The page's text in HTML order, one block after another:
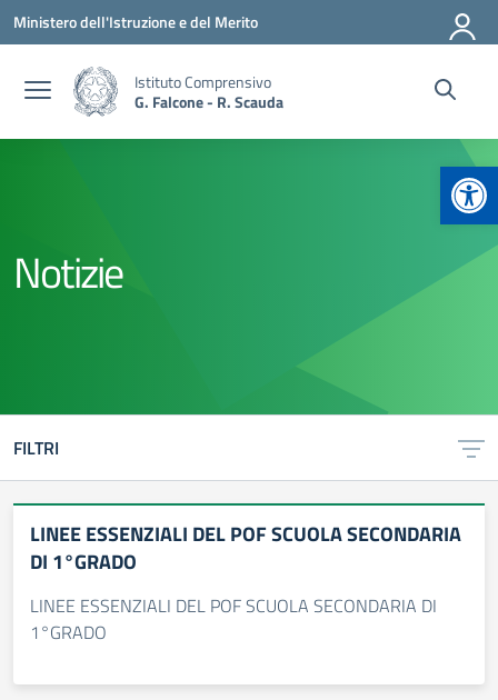
Vai ai contenuti
Vai al menu di navigazione
Vai al footer
Ministero dell'Istruzione e del Merito
Istituto Comprensivo
G. Falcone - R. Scauda
Notizie
FILTRI
LINEE ESSENZIALI DEL POF SCUOLA SECONDARIA
DI 1°GRADO
LINEE ESSENZIALI DEL POF SCUOLA SECONDARIA DI
1°GRADO